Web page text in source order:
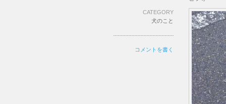
CATEGORY
犬のこと
コメントを書く